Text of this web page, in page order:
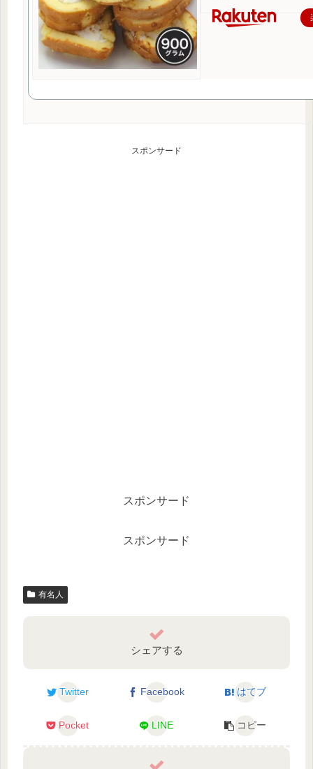
スポンサード
スポンサード
スポンサード
有名人
シェアする
Twitter Facebook はてブ
Pocket LINE コピー